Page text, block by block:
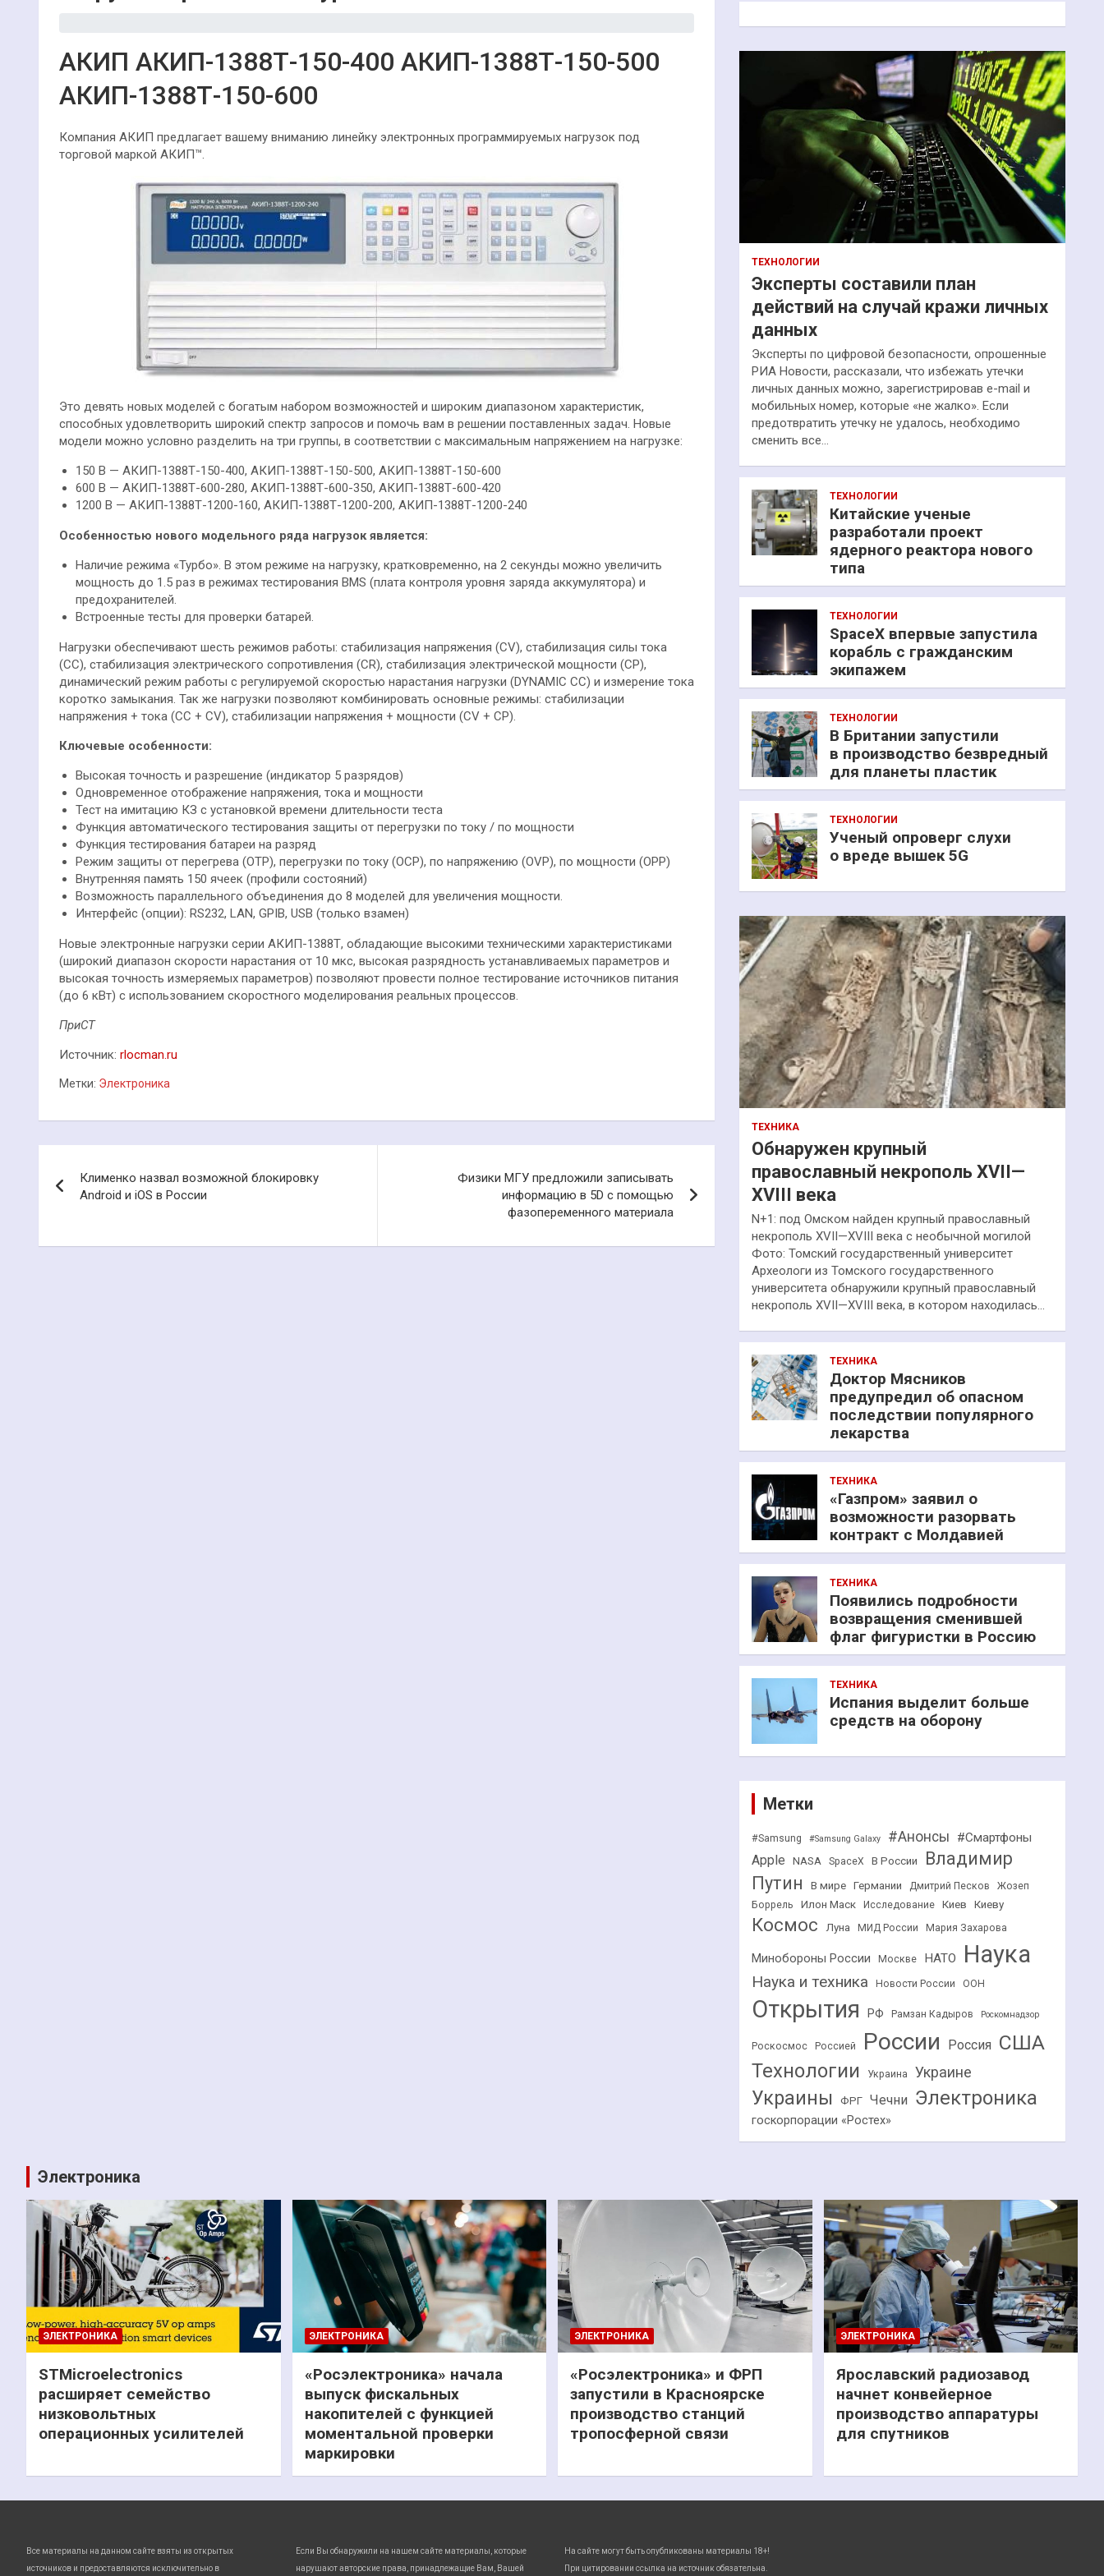
АКИП АКИП-1388Т-150-400 АКИП-1388Т-150-500
АКИП-1388Т-150-600
Компания АКИП предлагает вашему вниманию линейку электронных программируемых нагрузок под
торговой маркой АКИП™.
Это девять новых моделей с богатым набором возможностей и широким диапазоном характеристик,
способных удовлетворить широкий спектр запросов и помочь вам в решении поставленных задач. Новые
модели можно условно разделить на три группы, в соответствии с максимальным напряжением на нагрузке:
150 В — АКИП-1388Т-150-400, АКИП-1388Т-150-500, АКИП-1388Т-150-600
600 В — АКИП-1388Т-600-280, АКИП-1388Т-600-350, АКИП-1388Т-600-420
1200 В — АКИП-1388Т-1200-160, АКИП-1388Т-1200-200, АКИП-1388Т-1200-240
Особенностью нового модельного ряда нагрузок является:
Наличие режима «Турбо». В этом режиме на нагрузку, кратковременно, на 2 секунды можно увеличить
мощность до 1.5 раз в режимах тестирования BMS (плата контроля уровня заряда аккумулятора) и
предохранителей.
Встроенные тесты для проверки батарей.
Нагрузки обеспечивают шесть режимов работы: стабилизация напряжения (CV), стабилизация силы тока
(CC), стабилизация электрического сопротивления (CR), стабилизация электрической мощности (CP),
динамический режим работы с регулируемой скоростью нарастания нагрузки (DYNAMIC CC) и измерение тока
коротко замыкания. Так же нагрузки позволяют комбинировать основные режимы: стабилизации
напряжения + тока (CC + CV), стабилизации напряжения + мощности (CV + CP).
Ключевые особенности:
Высокая точность и разрешение (индикатор 5 разрядов)
Одновременное отображение напряжения, тока и мощности
Тест на имитацию КЗ с установкой времени длительности теста
Функция автоматического тестирования защиты от перегрузки по току / по мощности
Функция тестирования батареи на разряд
Режим защиты от перегрева (OTP), перегрузки по току (ОСР), по напряжению (OVP), по мощности (OPP)
Внутренняя память 150 ячеек (профили состояний)
Возможность параллельного объединения до 8 моделей для увеличения мощности.
Интерфейс (опции): RS232, LAN, GPIB, USB (только взамен)
Новые электронные нагрузки серии АКИП-1388Т, обладающие высокими техническими характеристиками
(широкий диапазон скорости нарастания от 10 мкс, высокая разрядность устанавливаемых параметров и
высокая точность измеряемых параметров) позволяют провести полное тестирование источников питания
(до 6 кВт) с использованием скоростного моделирования реальных процессов.
ПриСТ
Источник: rlocman.ru
Метки: Электроника
по
Клименко назвал возможной блокировку
Android и iOS в России
Физики МГУ предложили записывать
информацию в 5D с помощью
фазопеременного материала
к
ТЕХНОЛОГИИ
Эксперты составили план
действий на случай кражи личных
данных
Эксперты по цифровой безопасности, опрошенные
РИА Новости, рассказали, что избежать утечки
личных данных можно, зарегистрировав e-mail и
мобильных номер, которые «не жалко». Если
предотвратить утечку не удалось, необходимо
сменить все…
ТЕХНОЛОГИИ
Китайские ученые
разработали проект
ядерного реактора нового
типа
ТЕХНОЛОГИИ
SpaceX впервые запустила
корабль с гражданским
экипажем
ТЕХНОЛОГИИ
В Британии запустили
в производство безвредный
для планеты пластик
ТЕХНОЛОГИИ
Ученый опроверг слухи
о вреде вышек 5G
ТЕХНИКА
Обнаружен крупный
православный некрополь XVII—
XVIII века
N+1: под Омском найден крупный православный
некрополь XVII—XVIII века с необычной могилой
Фото: Томский государственный университет
Археологи из Томского государственного
университета обнаружили крупный православный
некрополь XVII—XVIII века, в котором находилась…
ТЕХНИКА
Доктор Мясников
предупредил об опасном
последствии популярного
лекарства
ТЕХНИКА
«Газпром» заявил о
возможности разорвать
контракт с Молдавией
ТЕХНИКА
Появились подробности
возвращения сменившей
флаг фигуристки в Россию
ТЕХНИКА
Испания выделит больше
средств на оборону
Метки
#Samsung #Samsung Galaxy #Анонсы #Смартфоны
Apple NASA SpaceX В России
Владимир
Путин
В мире Германии Дмитрий Песков
Жозеп
Боррель
Илон Маск Исследование Киев Киеву
Космос Луна МИД России Мария Захарова
Минобороны России Москве НАТО Наука
Наука и техника Новости России ООН
Открытия РФ Рамзан Кадыров Роскомнадзор
Роскосмос Россией России Россия США
Технологии Украина Украине
Украины ФРГ Чечни Электроника
госкорпорации «Ростех»
Электроника
ЭЛЕКТРОНИКА
STMicroelectronics
расширяет семейство
низковольтных
операционных усилителей
ЭЛЕКТРОНИКА
«Росэлектроника» начала
выпуск фискальных
накопителей с функцией
моментальной проверки
маркировки
ЭЛЕКТРОНИКА
«Росэлектроника» и ФРП
запустили в Красноярске
производство станций
тропосферной связи
ЭЛЕКТРОНИКА
Ярославский радиозавод
начнет конвейерное
производство аппаратуры
для спутников
Все материалы на данном сайте взяты из открытых
источников и предоставляются исключительно в
Если Вы обнаружили на нашем сайте материалы, которые
нарушают авторские права, принадлежащие Вам, Вашей
На сайте могут быть опубликованы материалы 18+!
При цитировании ссылка на источник обязательна.